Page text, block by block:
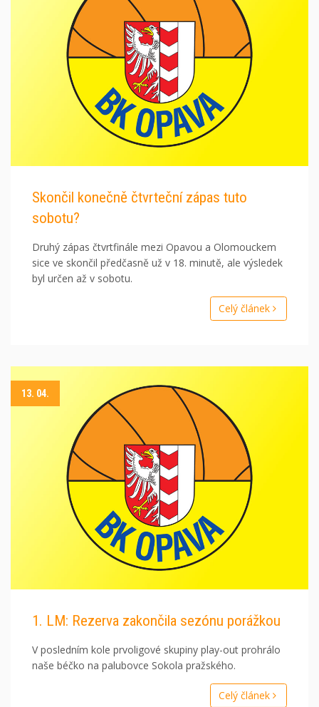
Skončil konečně čtvrteční zápas tuto
sobotu?
Druhý zápas čtvrtfinále mezi Opavou a Olomouckem
sice ve skončil předčasně už v 18. minutě, ale výsledek
byl určen až v sobotu.
Celý článek
13. 04.
1. LM: Rezerva zakončila sezónu porážkou
V posledním kole prvoligové skupiny play-out prohrálo
naše béčko na palubovce Sokola pražského.
Celý článek